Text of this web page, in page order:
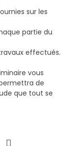
sur les
partie du
effectués.
vous
de
que tout se